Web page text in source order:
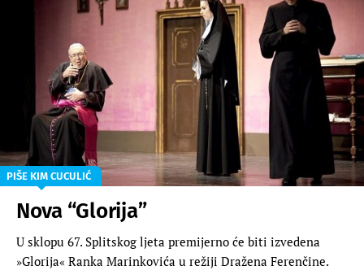
PIŠE KIM CUCULIĆ
Nova “Glorija”
U sklopu 67. Splitskog ljeta premijerno će biti izvedena
»Glorija« Ranka Marinkovića u režiji Dražena Ferenčine.